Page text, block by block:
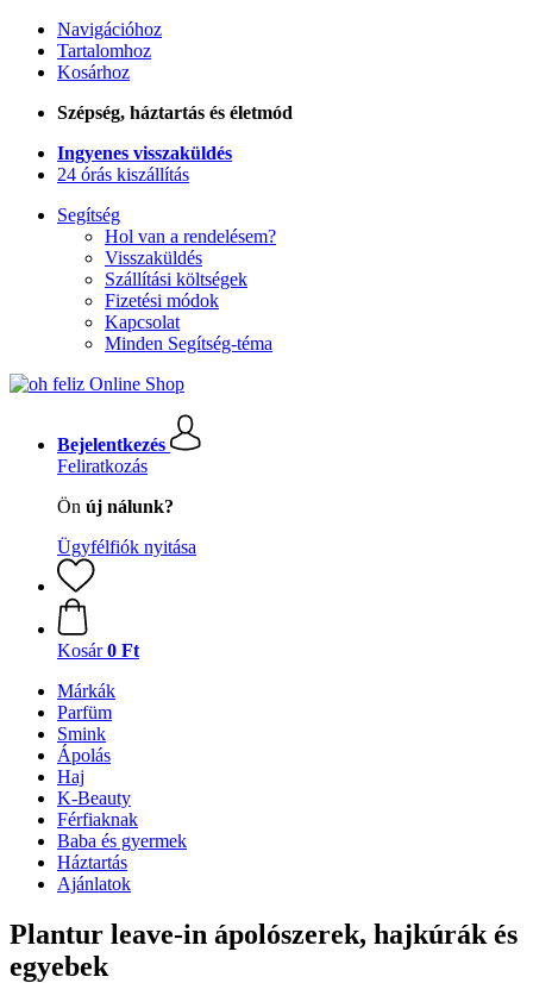
Navigációhoz
Tartalomhoz
Kosárhoz
Szépség, háztartás és életmód
Ingyenes visszaküldés
24 órás kiszállítás
Segítség
Hol van a rendelésem?
Visszaküldés
Szállítási költségek
Fizetési módok
Kapcsolat
Minden Segítség-téma
Bejelentkezés
Feliratkozás
Ön új nálunk?
Ügyfélfiók nyitása
Kosár 0 Ft
Márkák
Parfüm
Smink
Ápolás
Haj
K-Beauty
Férfiaknak
Baba és gyermek
Háztartás
Ajánlatok
Plantur leave-in ápolószerek, hajkúrák és
egyebek